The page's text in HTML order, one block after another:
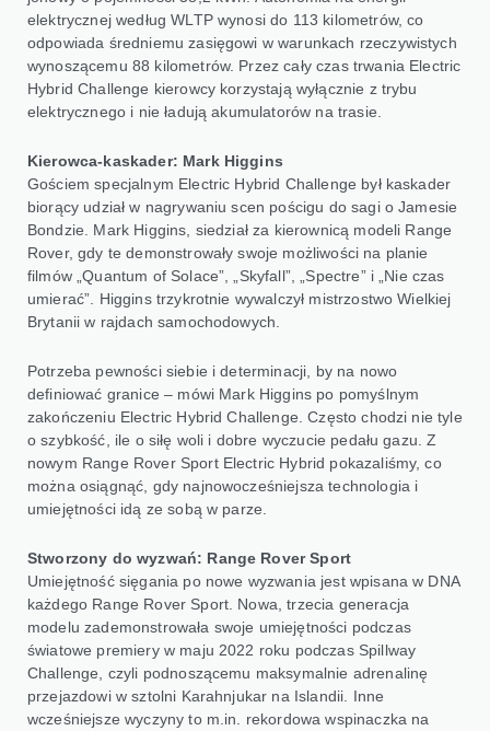
elektrycznej według WLTP wynosi do 113 kilometrów, co
odpowiada średniemu zasięgowi w warunkach rzeczywistych
wynoszącemu 88 kilometrów. Przez cały czas trwania Electric
Hybrid Challenge kierowcy korzystają wyłącznie z trybu
elektrycznego i nie ładują akumulatorów na trasie.
Kierowca-kaskader: Mark Higgins
Gościem specjalnym Electric Hybrid Challenge był kaskader
biorący udział w nagrywaniu scen pościgu do sagi o Jamesie
Bondzie. Mark Higgins, siedział za kierownicą modeli Range
Rover, gdy te demonstrowały swoje możliwości na planie
filmów „Quantum of Solace”, „Skyfall”, „Spectre” i „Nie czas
umierać”. Higgins trzykrotnie wywalczył mistrzostwo Wielkiej
Brytanii w rajdach samochodowych.
Potrzeba pewności siebie i determinacji, by na nowo
definiować granice – mówi Mark Higgins po pomyślnym
zakończeniu Electric Hybrid Challenge. Często chodzi nie tyle
o szybkość, ile o siłę woli i dobre wyczucie pedału gazu. Z
nowym Range Rover Sport Electric Hybrid pokazaliśmy, co
można osiągnąć, gdy najnowocześniejsza technologia i
umiejętności idą ze sobą w parze.
Stworzony do wyzwań: Range Rover Sport
Umiejętność sięgania po nowe wyzwania jest wpisana w DNA
każdego Range Rover Sport. Nowa, trzecia generacja
modelu zademonstrowała swoje umiejętności podczas
światowe premiery w maju 2022 roku podczas Spillway
Challenge, czyli podnoszącemu maksymalnie adrenalinę
przejazdowi w sztolni Karahnjukar na Islandii. Inne
wcześniejsze wyczyny to m.in. rekordowa wspinaczka na